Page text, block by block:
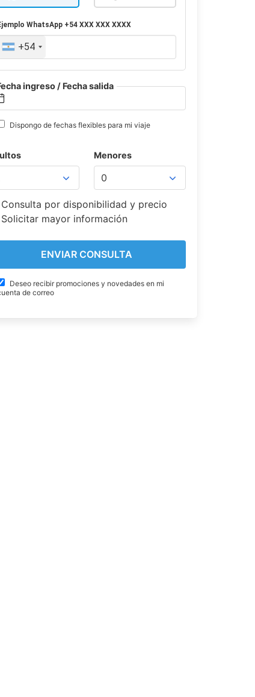
WhatsApp +54 XXX XXX XXXX
+54
ingreso / Fecha salida
Dispongo de fechas flexibles para mi viaje
Menores
Consulta por disponibilidad y precio
Solicitar mayor información
Deseo recibir promociones y novedades en mi
de correo